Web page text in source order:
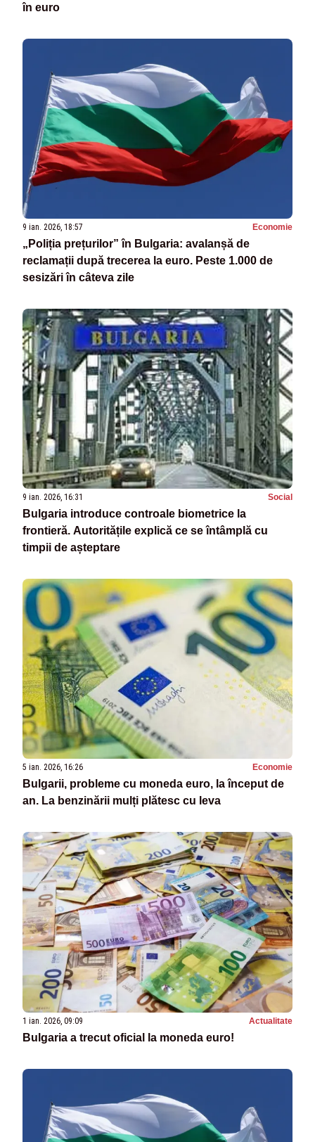
în euro
9 ian. 2026, 18:57 Economie
„Poliția prețurilor” în Bulgaria: avalanșă de
reclamații după trecerea la euro. Peste 1.000 de
sesizări în câteva zile
9 ian. 2026, 16:31 Social
Bulgaria introduce controale biometrice la
frontieră. Autoritățile explică ce se întâmplă cu
timpii de așteptare
5 ian. 2026, 16:26 Economie
Bulgarii, probleme cu moneda euro, la început de
an. La benzinării mulți plătesc cu leva
1 ian. 2026, 09:09 Actualitate
Bulgaria a trecut oficial la moneda euro!